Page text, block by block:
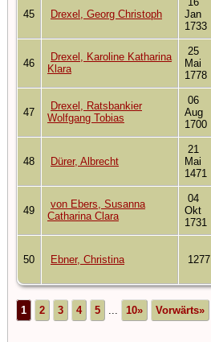
45 Drexel, Georg Christoph
Jan
1733
46
Drexel, Karoline Katharina
Klara
25
Mai
1778
47
Drexel, Ratsbankier
Wolfgang Tobias
06
Aug
1700
48 Dürer, Albrecht
21
Mai
1471
49
von Ebers, Susanna
Catharina Clara
04
Okt
1731
50 Ebner, Christina 1277
1 2 3 4 5 10» Vorwärts»